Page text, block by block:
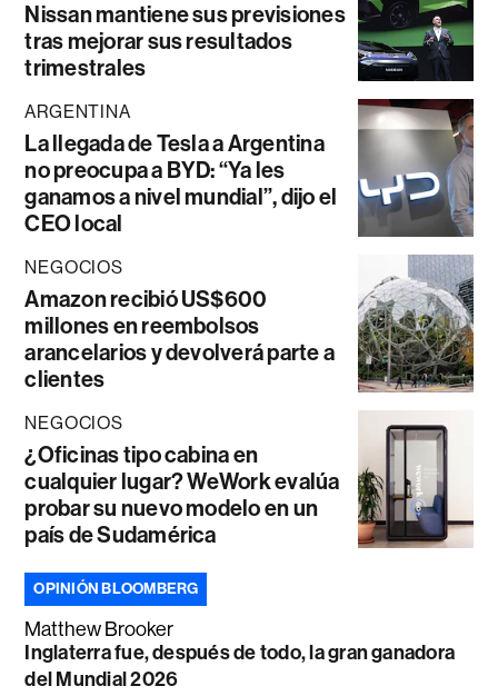
Nissan mantiene sus previsiones
tras mejorar sus resultados
trimestrales
ARGENTINA
La llegada de Tesla a Argentina
no preocupa a BYD: “Ya les
ganamos a nivel mundial”, dijo el
CEO local
NEGOCIOS
Amazon recibió US$600
millones en reembolsos
arancelarios y devolverá parte a
clientes
NEGOCIOS
¿Oficinas tipo cabina en
cualquier lugar? WeWork evalúa
probar su nuevo modelo en un
país de Sudamérica
OPINIÓN BLOOMBERG
Matthew Brooker
Inglaterra fue, después de todo, la gran ganadora
del Mundial 2026